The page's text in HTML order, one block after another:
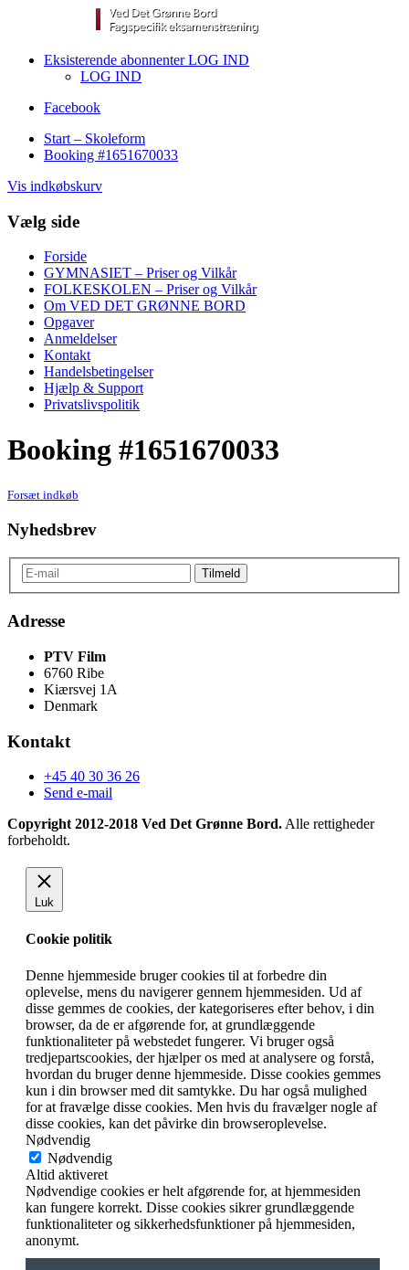
Eksisterende abonnenter LOG IND
LOG IND
Facebook
Start – Skoleform
Booking #1651670033
Vis indkøbskurv
Vælg side
Forside
GYMNASIET – Priser og Vilkår
FOLKESKOLEN – Priser og Vilkår
Om VED DET GRØNNE BORD
Opgaver
Anmeldelser
Kontakt
Handelsbetingelser
Hjælp & Support
Privatslivspolitik
Booking #1651670033
Forsæt indkøb
Nyhedsbrev
Adresse
PTV Film
6760 Ribe
Kiærsvej 1A
Denmark
Kontakt
+45 40 30 36 26
Send e-mail
Copyright 2012-2018 Ved Det Grønne Bord. Alle rettigheder
forbeholdt.
Luk
Cookie politik
Denne hjemmeside bruger cookies til at forbedre din
oplevelse, mens du navigerer gennem hjemmesiden. Ud af
disse gemmes de cookies, der kategoriseres efter behov, i din
browser, da de er afgørende for, at grundlæggende
funktionaliteter på webstedet fungerer. Vi bruger også
tredjepartscookies, der hjælper os med at analysere og forstå,
hvordan du bruger denne hjemmeside. Disse cookies gemmes
kun i din browser med dit samtykke. Du har også mulighed
for at fravælge disse cookies. Men hvis du fravælger nogle af
disse cookies, kan det påvirke din browseroplevelse.
Nødvendig
Nødvendig
Altid aktiveret
Nødvendige cookies er helt afgørende for, at hjemmesiden
kan fungere korrekt. Disse cookies sikrer grundlæggende
funktionaliteter og sikkerhedsfunktioner på hjemmesiden,
anonymt.